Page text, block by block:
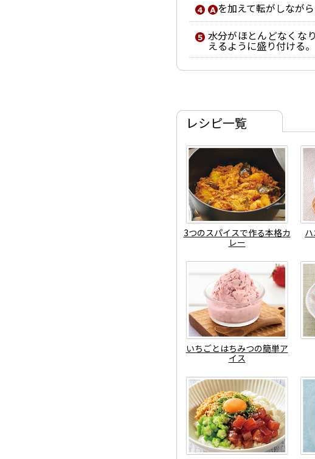
を加えて転がしながら
水分がほとんどなくな
えるように盛り付ける。
レシピ一覧
3つのスパイスで作る本格カ
レー
いちごとはちみつの簡単ア
イス